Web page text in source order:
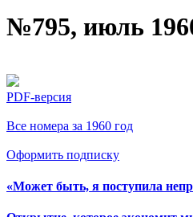
№795, июль
PDF-версия
Все номера за 1960 год
Оформить подписку
«Может быть, я поступила